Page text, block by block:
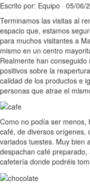
Escrito por: Equipo 05/06/
Terminamos las visitas al
espacio que, estamos
para muchos visitantes a
mismo en un centro
Realmente han
positivos sobre la
calidad de los productos e
personas que atrae el
Como no podía ser menos,
café, de diversos orígenes,
variados tuestes. Muy bien
despachan café
cafetería donde podréis